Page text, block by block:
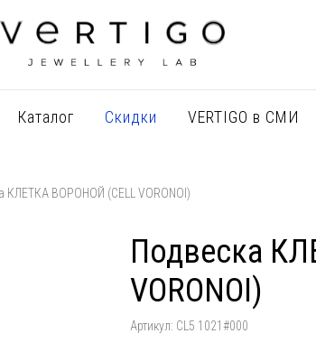
Каталог Скидки VERTIGO в СМИ
КЛЕТКА ВОРОНОЙ (CELL VORONOI)
Подвеска
VORONOI)
Артикул: CL5 1021#000